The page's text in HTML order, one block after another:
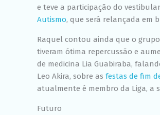
e teve a participação do
Autismo, que será relançada em
Raquel contou ainda que o
tiveram ótima repercussão e
de medicina Lia Guabiraba,
Leo Akira, sobre as festas de fim
atualmente é membro da Liga, a
Futuro